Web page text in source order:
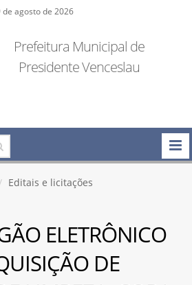
de agosto de 2026
Prefeitura Municipal de
Presidente Venceslau
Editais e licitações
ELETRÔNICO
DE